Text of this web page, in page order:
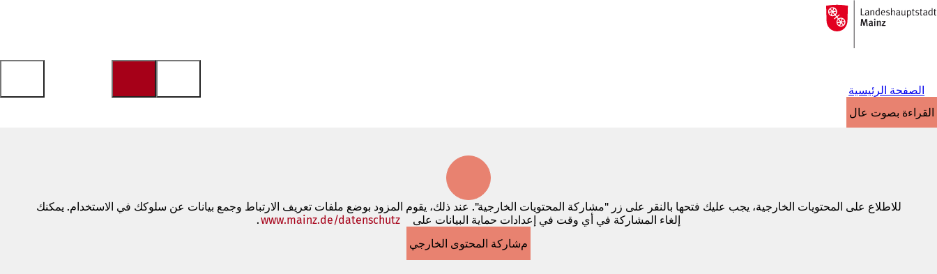
الانتقال إلى المحتوى
إلى
الصفحة
الصفحة الرئيسية
القراءة بصوت عالٍ
للاطلاع على المحتويات الخارجية، يجب عليك فتحها بالنقر على زر "مشاركة المحتويات الخارجية". عند ذلك، يقوم المزود بوضع ملفات تعريف الارتباط وجمع بيانات عن سلوكك في الاستخدام. يمكنك
إلغاء المشاركة في أي وقت في إعدادات حماية البيانات على
www.mainz.de/datenschutz(يفتح.
مشاركة المحتوى الخارجي